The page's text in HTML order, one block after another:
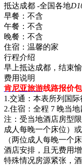
抵达成都 -全国各地
早餐： 不含
午餐： 不含
晚餐： 不含
住宿： 温馨的家
行程介绍
早上抵达成都，结束
费用说明
肯尼亚旅游线路报价
1.交通：本表所列国
2.住宿：全程 7 晚当地
注：受当地酒店房型
成人每晚一个床位）
（两位成人每晚一个
酒店安排，且无费用
特殊情况房源紧张，